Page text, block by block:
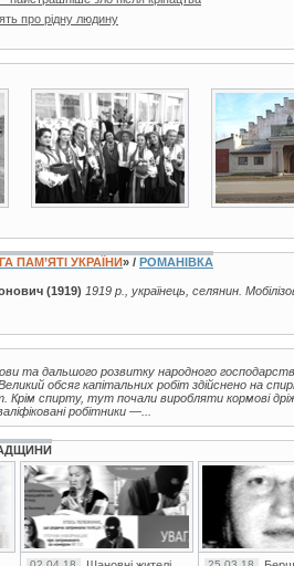
про рідну людину
2 фото 6 фото
ПАМ’ЯТІ УКРАЇНИ» / РОМАНІВКА
(1919) 1919 р., українець, селянин.
та дальшого розвитку народного
обсяг капітальних робіт здійснено на
Крім спирту, тут почали виробляти кормові
робітники —...